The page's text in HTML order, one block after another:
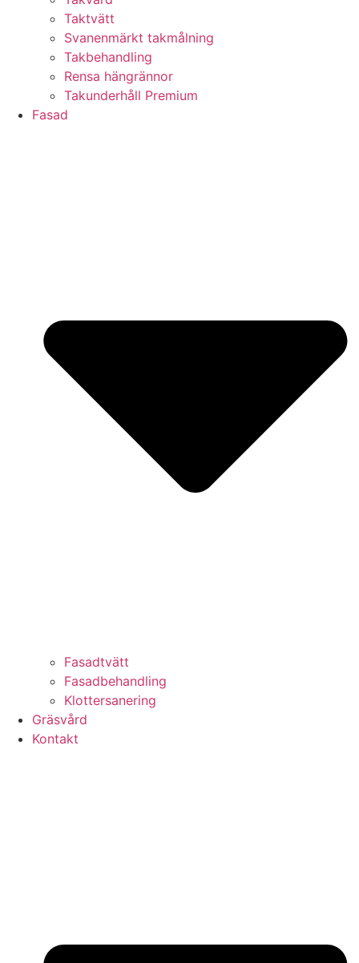
Taktvätt
Svanenmärkt takmålning
Takbehandling
Rensa hängrännor
Takunderhåll Premium
Fasad
Fasadtvätt
Fasadbehandling
Klottersanering
Gräsvård
Kontakt